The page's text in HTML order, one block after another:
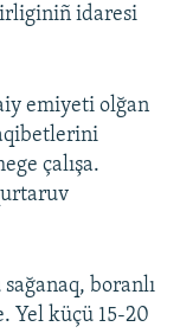
idaresi
emiyeti olğan
çalışa.
boranlı
Yel küçü 15-20